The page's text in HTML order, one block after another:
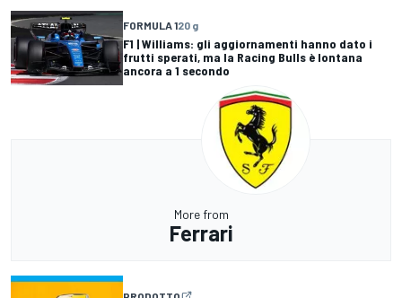
FORMULA 120 g
F1 | Williams: gli aggiornamenti hanno dato i
frutti sperati, ma la Racing Bulls è lontana
ancora a 1 secondo
More from
Ferrari